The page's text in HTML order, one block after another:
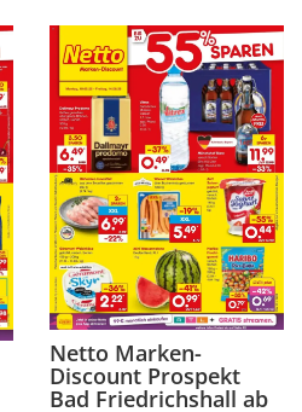
Netto Marken-
Discount Prospekt
Bad Friedrichshall ab